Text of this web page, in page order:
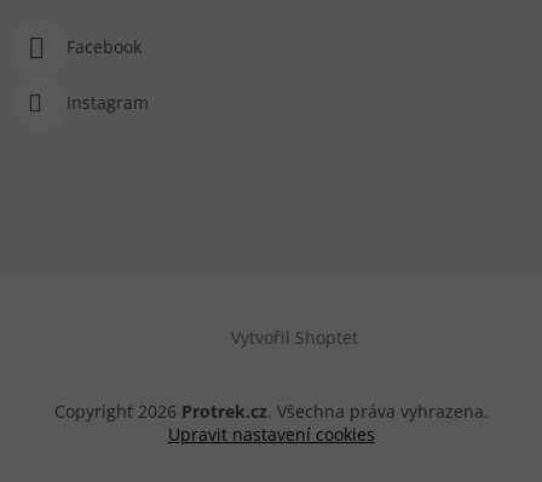
Facebook
Instagram
Vytvořil Shoptet
Copyright 2026 Protrek.cz. Všechna práva vyhrazena.
Upravit nastavení cookies